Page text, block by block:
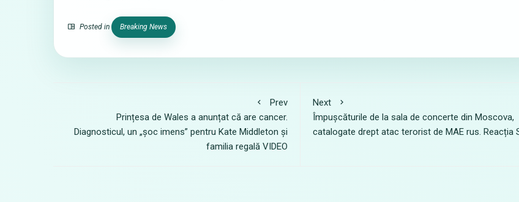
Posted in Breaking News
Prev
Prințesa de Wales a anunțat că are cancer.
Diagnosticul, un „șoc imens” pentru Kate Middleton și
familia regală VIDEO
Next
Împușcăturile de la sala de concerte din Moscova,
catalogate drept atac terorist de MAE rus. Reacția